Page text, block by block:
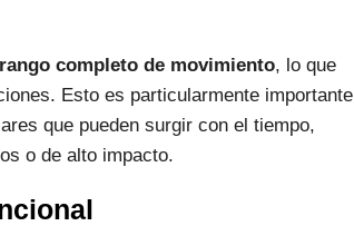
rango completo de movimiento, lo que
Esto es particularmente importante
que pueden surgir con el tiempo,
o de alto impacto.